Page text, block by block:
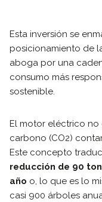
Esta inversión se
posicionamiento de
aboga por una
consumo más
sostenible.
El motor eléctrico
carbono (CO2)
Este concepto
reducción de 90
año o, lo que es lo
casi 900 árboles